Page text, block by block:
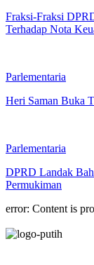
Fraksi-Fraksi
Terhadap Nota
Parlementaria
Heri Saman Buka
Parlementaria
DPRD Landak
Permukiman
error: Content is